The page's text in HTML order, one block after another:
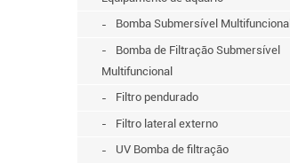
Bomba Submersível Multifuncional
Bomba de Filtração Submersível
Multifuncional
Filtro pendurado
Filtro lateral externo
UV Bomba de filtração